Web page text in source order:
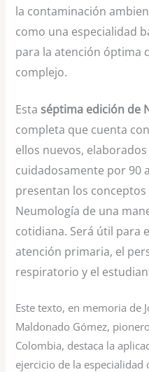
la contaminación
como una especialidad
para la atención óptima
complejo.
Estaséptima edición de
completa que cuenta
ellos nuevos,
cuidadosamente por 90
presentan los
Neumología de una
cotidiana. Será útil para
atención primaria, el
respiratorio y el
Este texto, en memoria de
Maldonado Gómez,
Colombia, destaca la
ejercicio de la